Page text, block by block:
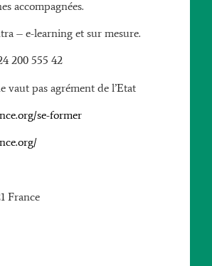
accompagnées.
– e-learning et sur mesure.
200 555 42
vaut pas agrément de l’Etat
se-former
France